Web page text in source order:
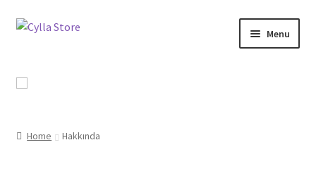
Skip
Skip
Menu
Catalog
Home Hakkında